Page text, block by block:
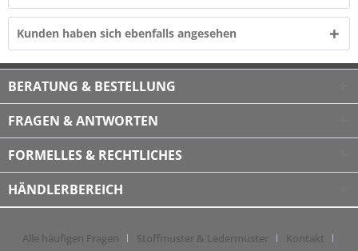
Kunden haben sich ebenfalls angesehen
BERATUNG & BESTELLUNG
FRAGEN & ANTWORTEN
FORMELLES & RECHTLICHES
HÄNDLERBEREICH
Alle häufigen Fragen Stoffmuster & Ledermuster
Kontakt